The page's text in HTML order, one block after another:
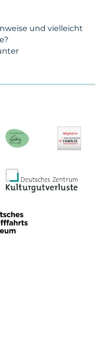
und vielleicht